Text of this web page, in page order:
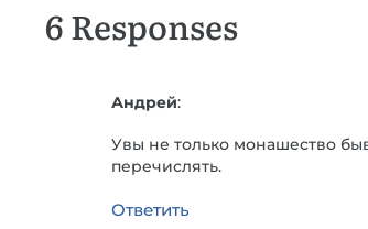
6 Responses
Андрей:
Увы не только монашество
перечислять.
Ответить